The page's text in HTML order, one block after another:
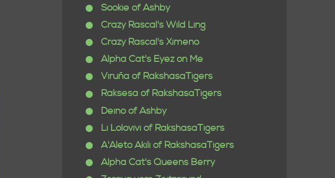
Sookie of Ashby
Crazy Rascal's Wild Ling
Crazy Rascal's Ximeno
Alpha Cat's Eyez on Me
Viruña of RakshasaTigers
Raksesa of RakshasaTigers
Deino of Ashby
Li Lolovivi of RakshasaTigers
A'Aleto Akili of RakshasaTigers
Alpha Cat's Queens Berry